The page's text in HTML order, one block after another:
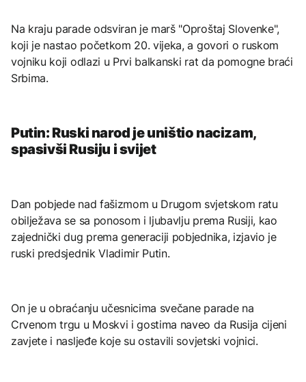
Na kraju parade odsviran je marš "Oproštaj Slovenke",
koji je nastao početkom 20. vijeka, a govori o ruskom
vojniku koji odlazi u Prvi balkanski rat da pomogne braći
Srbima.
Putin: Ruski narod je uništio nacizam,
spasivši Rusiju i svijet
Dan pobjede nad fašizmom u Drugom svjetskom ratu
obilježava se sa ponosom i ljubavlju prema Rusiji, kao
zajednički dug prema generaciji pobjednika, izjavio je
ruski predsjednik Vladimir Putin.
On je u obraćanju učesnicima svečane parade na
Crvenom trgu u Moskvi i gostima naveo da Rusija cijeni
zavjete i nasljeđe koje su ostavili sovjetski vojnici.